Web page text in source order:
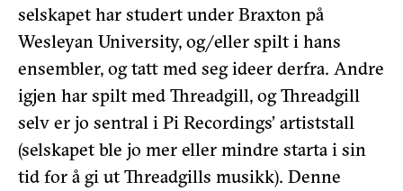
selskapet har studert under Braxton på
Wesleyan University, og/eller spilt i hans
ensembler, og tatt med seg ideer derfra. Andre
igjen har spilt med Threadgill, og Threadgill
selv er jo sentral i Pi Recordings’ artiststall
(selskapet ble jo mer eller mindre starta i sin
tid for å gi ut Threadgills musikk). Denne